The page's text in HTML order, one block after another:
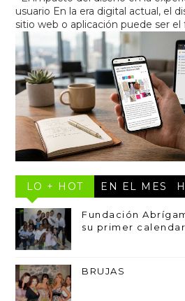
usuario En la era digital actual, el
sitio web o aplicación puede ser el
LO + HOT EN EL MES
Fundación
su primer
BRUJAS